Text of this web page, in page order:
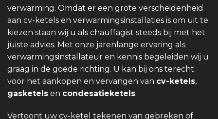
verwarming. Omdat er een grote verscheidenheid
aan cv-ketels en verwarmingsinstallaties is om uit te
kiezen staan wij u als chauffagist steeds bij met het
juiste advies. Met onze jarenlange ervaring als
verwarmingsinstallateur en kennis begeleiden wij u
graag in de goede richting. U kan bij ons terecht
voor het aankopen en vervangen van cv-ketels,
gasketels en condesatieketels.
Vertoont uw cv-ketel tekenen van gebreken of